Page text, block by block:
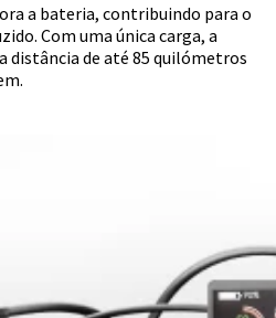
a bateria, contribuindo para o
Com uma única carga, a
distância de até 85 quilómetros